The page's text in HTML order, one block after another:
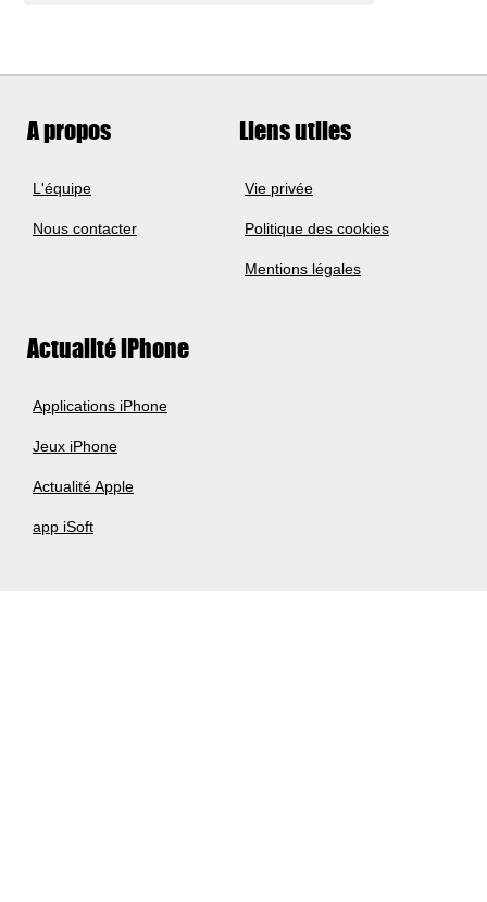
A propos
L'équipe
Nous contacter
Liens utiles
Vie privée
Politique des cookies
Mentions légales
Actualité iPhone
Applications iPhone
Jeux iPhone
Actualité Apple
app iSoft